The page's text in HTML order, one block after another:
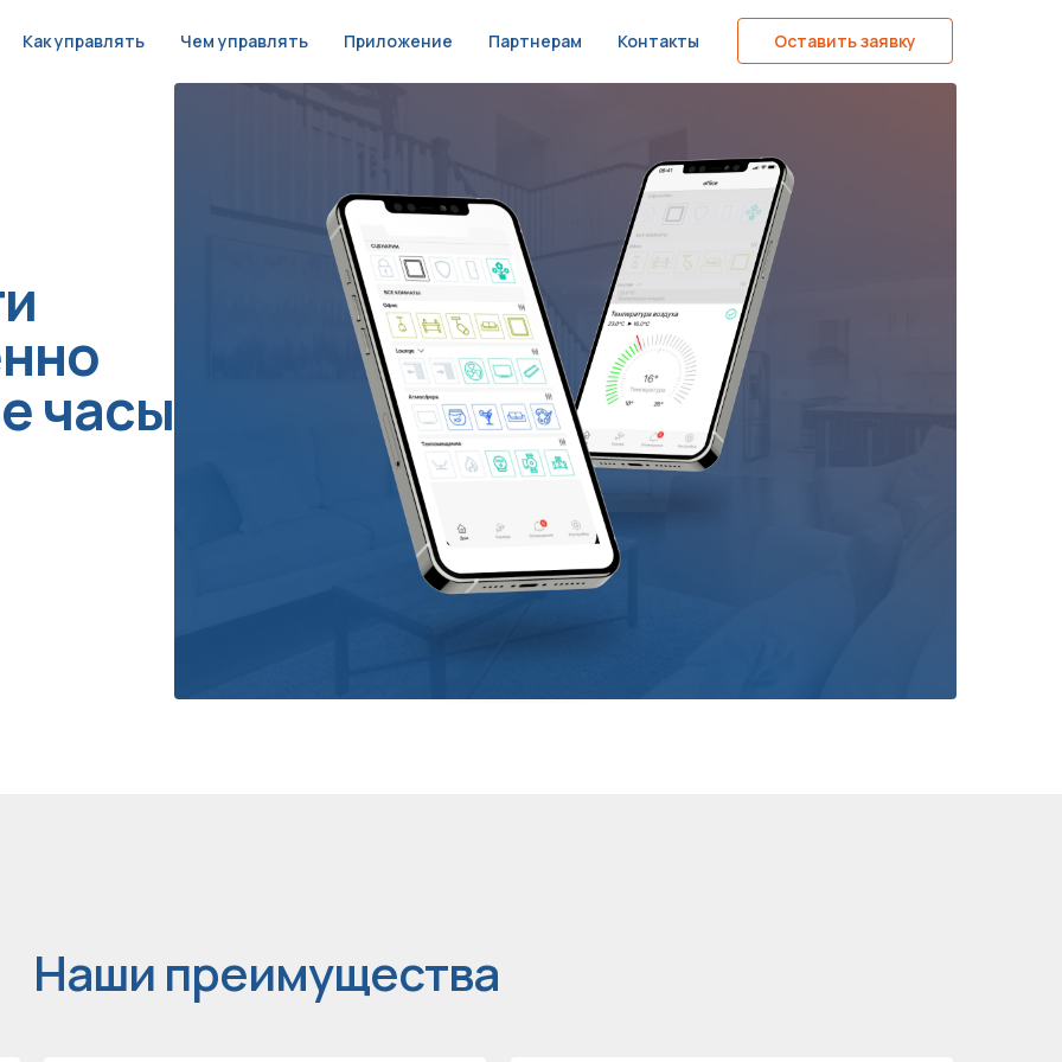
Как управлять Чем управлять Приложение Партнерам Контакты Оставить заявку
часы
Наши преимущества